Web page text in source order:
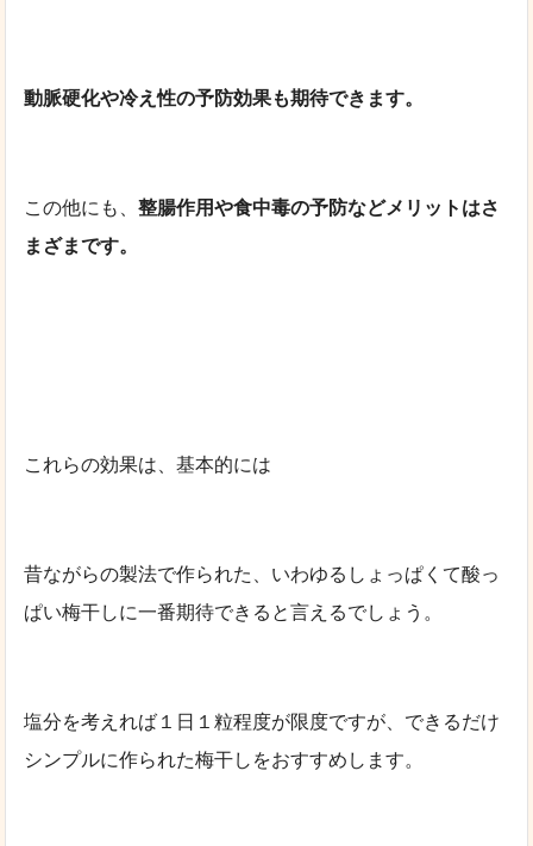
動脈硬化や冷え性の予防効果も期待できます。
この他にも、整腸作用や食中毒の予防などメリットはさ
まざまです。
これらの効果は、基本的には
昔ながらの製法で作られた、いわゆるしょっぱくて酸っ
ぱい梅干しに一番期待できると言えるでしょう。
塩分を考えれば１日１粒程度が限度ですが、できるだけ
シンプルに作られた梅干しをおすすめします。